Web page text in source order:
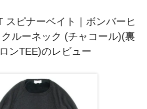
スピナーベイト｜ボンバーヒ
ルーネック (チャコール)(裏
ンTEE)のレビュー